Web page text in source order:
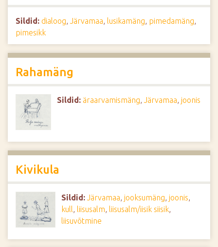
Sildid: dialoog, Järvamaa, lusikamäng, pimedamäng,
pimesikk
Rahamäng
Sildid: äraarvamismäng, Järvamaa, joonis
Kivikula
Sildid: Järvamaa,jooksumäng,joonis,
kull,liisusalm,liisusalm/iisik siisik,
liisuvõtmine